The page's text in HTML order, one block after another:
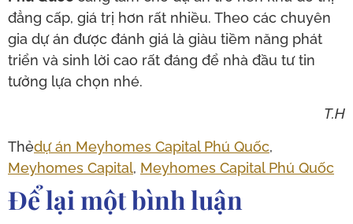
đẳng cấp, giá trị hơn rất nhiều. Theo các chuyên
gia dự án được đánh giá là giàu tiềm năng phát
triển và sinh lời cao rất đáng để nhà đầu tư tin
tưởng lựa chọn nhé.
T.H
Thẻdự án Meyhomes Capital Phú Quốc,
Meyhomes Capital, Meyhomes Capital Phú Quốc
Để lại một bình luận